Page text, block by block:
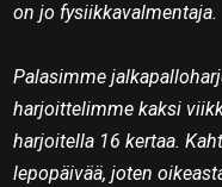
on jo fysiikkavalmentaja.
Palasimme
harjoittelimme kaksi
harjoitella 16 kertaa.
lepopäivää, joten